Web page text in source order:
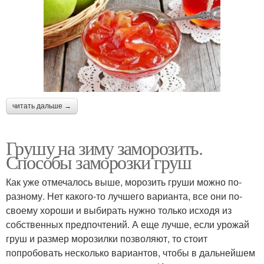
читать дальше →
Грушу на зиму заморозить.
Способы заморозки груш
Как уже отмечалось выше, морозить груши можно по-
разному. Нет какого-то лучшего варианта, все они по-
своему хороши и выбирать нужно только исходя из
собственных предпочтений. А еще лучше, если урожай
груш и размер морозилки позволяют, то стоит
попробовать несколько вариантов, чтобы в дальнейшем